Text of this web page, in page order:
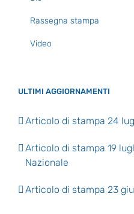
Nazionale